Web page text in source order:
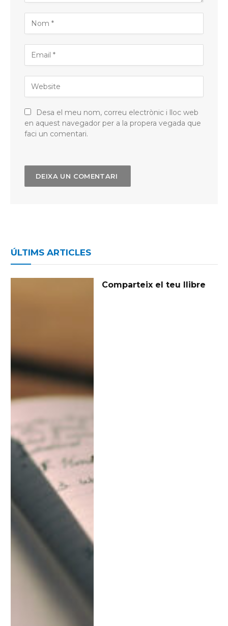
Desa el meu nom, correu electrònic i lloc web
en aquest navegador per a la propera vegada que
faci un comentari.
ÚLTIMS ARTICLES
Comparteix el teu llibre